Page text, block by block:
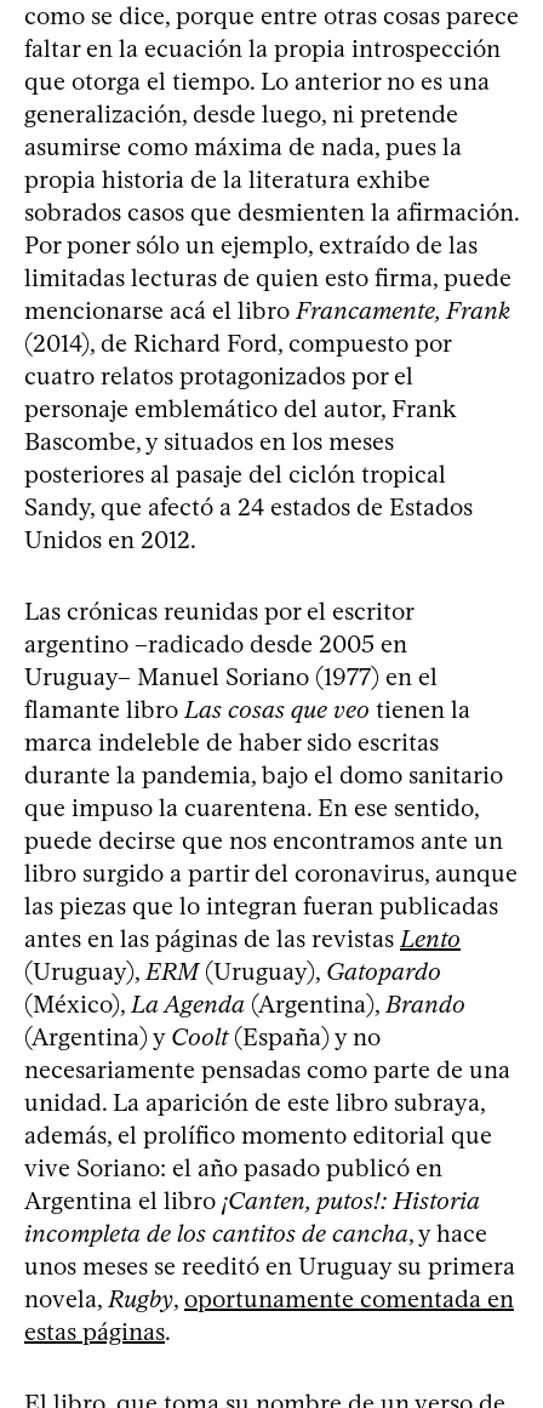
como se dice, porque entre otras cosas parece
faltar en la ecuación la propia introspección
que otorga el tiempo. Lo anterior no es una
generalización, desde luego, ni pretende
asumirse como máxima de nada, pues la
propia historia de la literatura exhibe
sobrados casos que desmienten la afirmación.
Por poner sólo un ejemplo, extraído de las
limitadas lecturas de quien esto firma, puede
mencionarse acá el libroFrancamente, Frank
(2014), de Richard Ford, compuesto por
cuatro relatos protagonizados por el
personaje emblemático del autor, Frank
Bascombe, y situados en los meses
posteriores al pasaje del ciclón tropical
Sandy, que afectó a 24 estados de Estados
Unidos en 2012.
Las crónicas reunidas por el escritor
argentino –radicado desde 2005 en
Uruguay– Manuel Soriano (1977) en el
flamante libroLas cosas que veo tienen la
marca indeleble de haber sido escritas
durante la pandemia, bajo el domo sanitario
que impuso la cuarentena. En ese sentido,
puede decirse que nos encontramos ante un
libro surgido a partir del coronavirus, aunque
las piezas que lo integran fueran publicadas
antes en las páginas de las revistasLento
(Uruguay),ERM(Uruguay), Gatopardo
(México),La Agenda (Argentina),Brando
(Argentina) y Coolt(España) y no
necesariamente pensadas como parte de una
unidad. La aparición de este libro subraya,
además, el prolífico momento editorial que
vive Soriano: el año pasado publicó en
Argentina el libro ¡Canten, putos!: Historia
incompleta de los cantitos de cancha, y hace
unos meses se reeditó en Uruguay su primera
novela,Rugby, oportunamente comentada en
estas páginas.